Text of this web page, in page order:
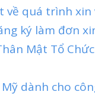
quá trình xin
ký làm đơn
Mật Tổ
Mỹ dành cho